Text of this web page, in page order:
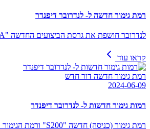
רמת גימור חדשה ל- לנדרובר דיפנדר
לנדרובר חושפת את גרסת הביצועים החדשה "OCTA"
קראו עוד
רמת גימור חדשה דור חדש
2024-06-09
רמות גימור חדשות ל- לנדרובר דיפנדר